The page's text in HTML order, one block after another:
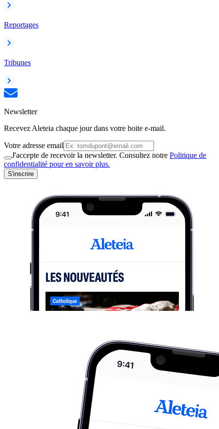
Reportages
Tribunes
Newsletter
Recevez Aleteia chaque jour dans votre boite e-mail.
Votre adresse email
J'accepte de recevoir la newsletter. Consultez notre Politique de
confidentialité pour en savoir plus.
S'inscrire